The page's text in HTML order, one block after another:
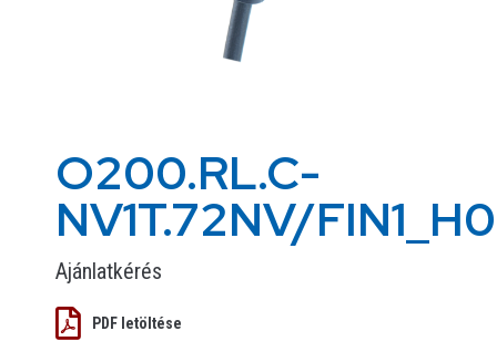
O200.RL.C-
NV1T.72NV/
Ajánlatkérés
PDF letöltése